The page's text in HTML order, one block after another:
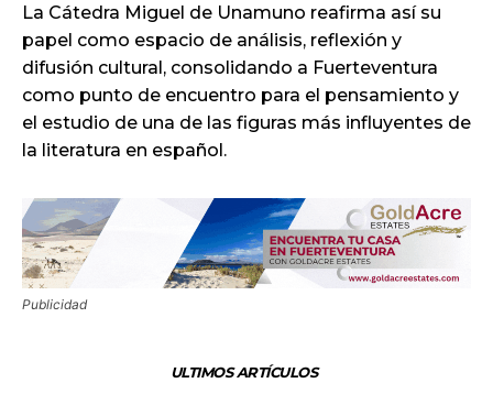
La Cátedra Miguel de Unamuno reafirma así su
papel como espacio de análisis, reflexión y
difusión cultural, consolidando a Fuerteventura
como punto de encuentro para el pensamiento y
el estudio de una de las figuras más influyentes de
la literatura en español.
Publicidad
ULTIMOS ARTÍCULOS